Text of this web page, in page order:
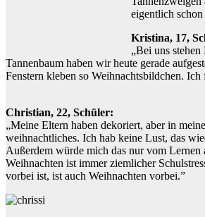
eigentlich schon
Kristina, 17,
„Bei uns
Tannenbaum haben wir heute gerade
Fenstern kleben so Weihnachtsbildchen. Ich
Christian, 22, Schüler:
„Meine Eltern haben dekoriert, aber in
weihnachtliches. Ich hab keine Lust, das
Außerdem würde mich das nur vom Lernen
Weihnachten ist immer ziemlicher
vorbei ist, ist auch Weihnachten vorbei.”